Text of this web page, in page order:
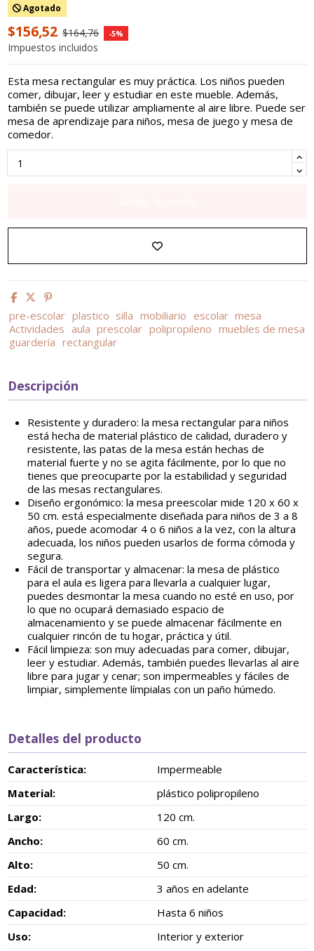
Agotado
$156,52 $164,76 -5%
Impuestos incluidos
Esta mesa rectangular es muy práctica. Los niños pueden
comer, dibujar, leer y estudiar en este mueble. Además,
también se puede utilizar ampliamente al aire libre. Puede ser
mesa de aprendizaje para niños, mesa de juego y mesa de
comedor.
pre-escolar plastico silla mobiliario escolar mesa
Actividades aula prescolar polipropileno muebles de mesa
guardería rectangular
Descripción
Resistente y duradero: la mesa rectangular para niños
está hecha de material plástico de calidad, duradero y
resistente, las patas de la mesa están hechas de
material fuerte y no se agita fácilmente, por lo que no
tienes que preocuparte por la estabilidad y seguridad
de las mesas rectangulares.
Diseño ergonómico: la mesa preescolar mide 120 x 60 x
50 cm. está especialmente diseñada para niños de 3 a 8
años, puede acomodar 4 o 6 niños a la vez, con la altura
adecuada, los niños pueden usarlos de forma cómoda y
segura.
Fácil de transportar y almacenar: la mesa de plástico
para el aula es ligera para llevarla a cualquier lugar,
puedes desmontar la mesa cuando no esté en uso, por
lo que no ocupará demasiado espacio de
almacenamiento y se puede almacenar fácilmente en
cualquier rincón de tu hogar, práctica y útil.
Fácil limpieza: son muy adecuadas para comer, dibujar,
leer y estudiar. Además, también puedes llevarlas al aire
libre para jugar y cenar; son impermeables y fáciles de
limpiar, simplemente límpialas con un paño húmedo.
Detalles del producto
Característica:
Impermeable
Material:
plástico polipropileno
Largo:
120 cm.
Ancho:
60 cm.
Alto:
50 cm.
Edad:
3 años en adelante
Capacidad:
Hasta 6 niños
Uso:
Interior y exterior